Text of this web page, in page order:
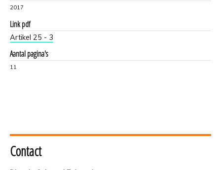
2017
Link pdf
Artikel 25 - 3
Aantal pagina's
11
Contact